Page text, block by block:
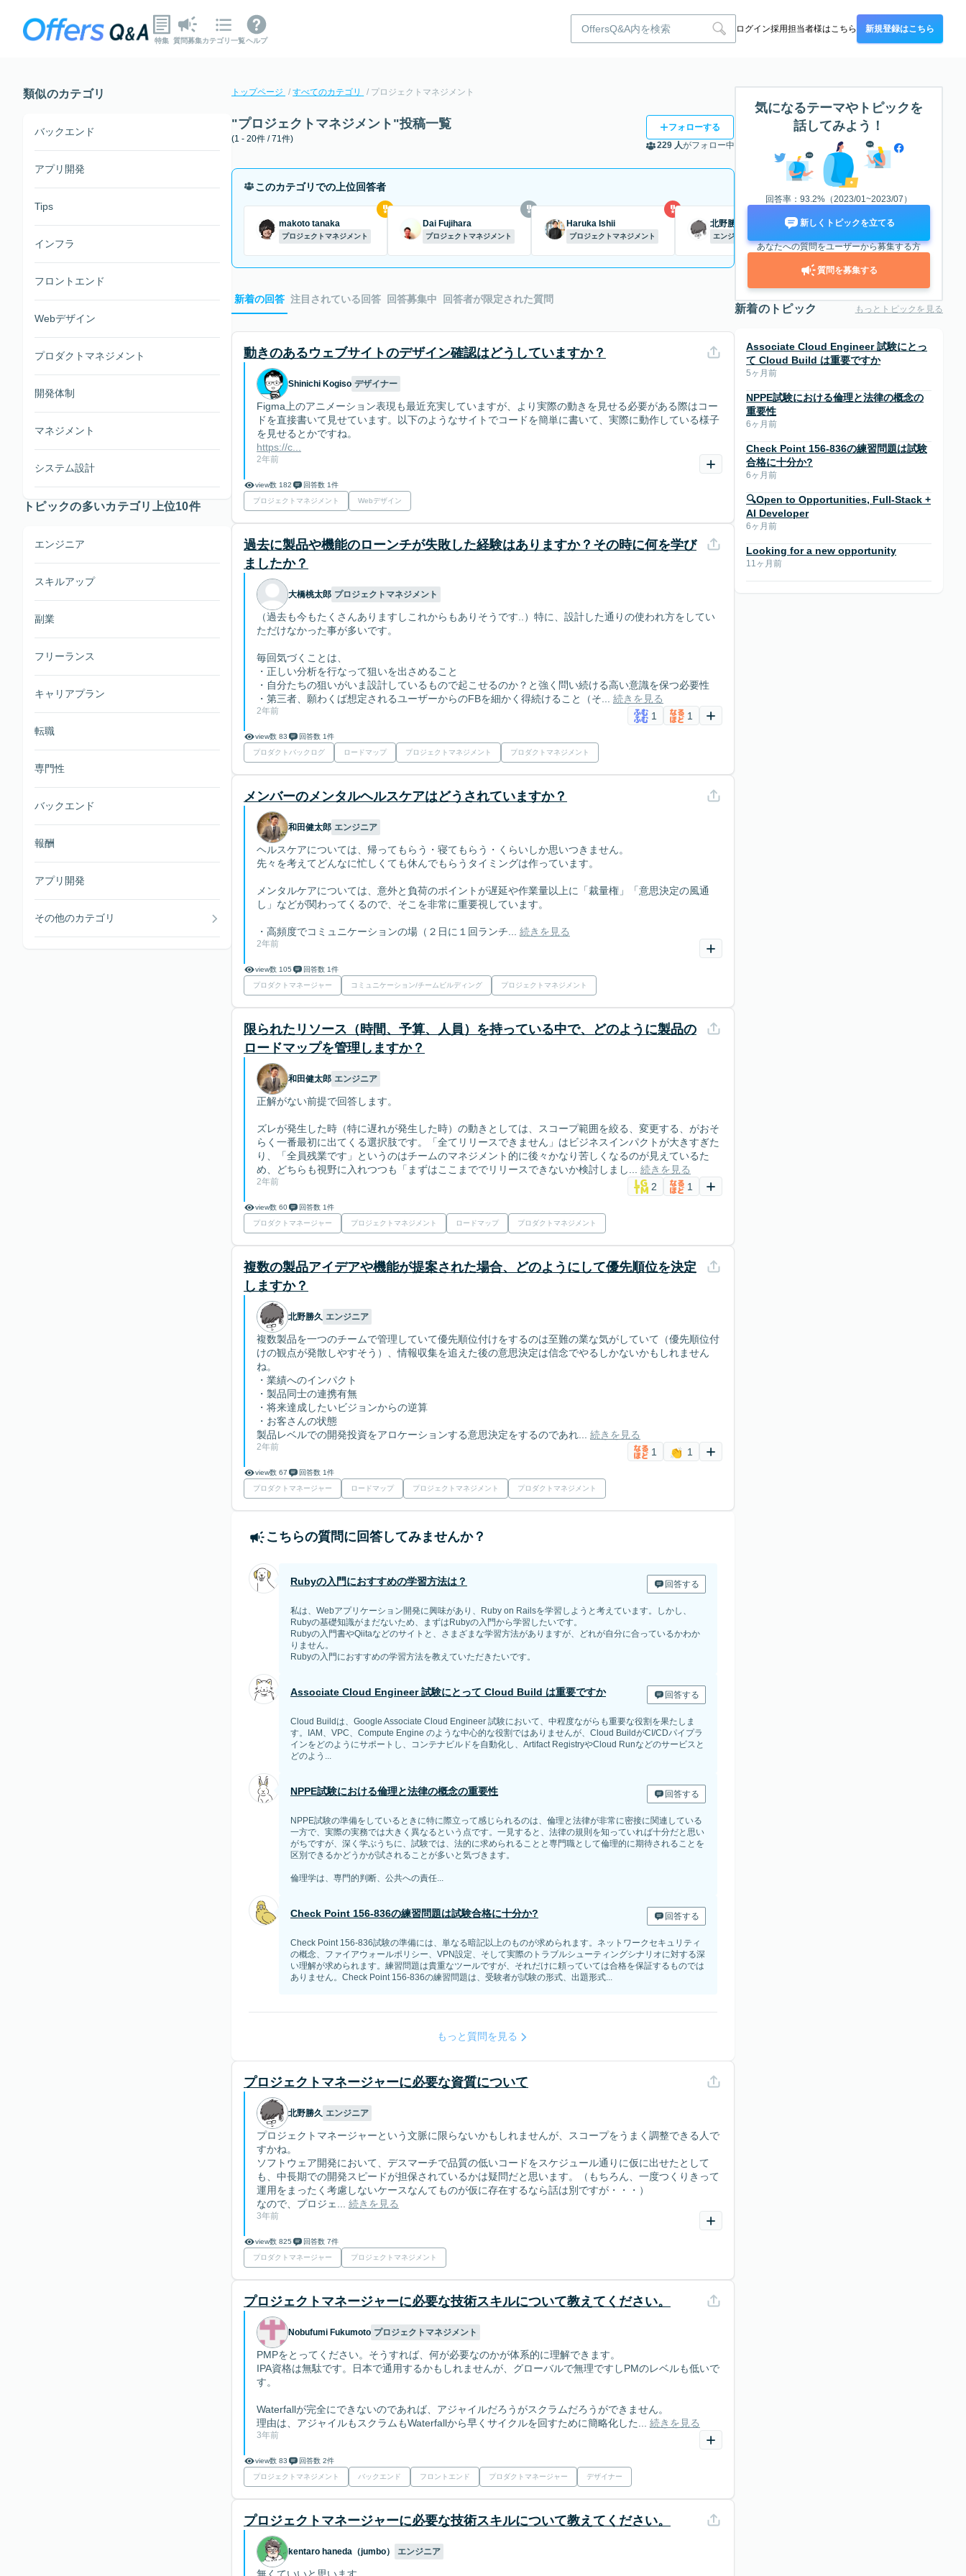
特集 質問募集カテゴリ一覧ヘルプ
ログイン採用担当者様はこちら 新規登録はこちら
類似のカテゴリ
バックエンド
アプリ開発
Tips
インフラ
フロントエンド
Webデザイン
プロダクトマネジメント
開発体制
マネジメント
システム設計
トピックの多いカテゴリ上位10件
エンジニア
スキルアップ
副業
フリーランス
キャリアプラン
転職
専門性
バックエンド
報酬
アプリ開発
その他のカテゴリ
トップページ すべてのカテゴリ プロジェクトマネジメント
"プロジェクトマネジメント"投稿一覧
(1 - 20件 / 71件)
フォローする
229 人がフォロー中
このカテゴリでの上位回答者
makoto tanaka
プロジェクトマネジメント
Dai Fujihara
プロジェクトマネジメント
Haruka Ishii
プロジェクトマネジメント
4
北野勝久
エンジニア
大橋桃太郎
新着の回答 注目されている回答 回答募集中 回答者が限定された質問
動きのあるウェブサイトのデザイン確認はどうしていますか？
Shinichi Kogiso デザイナー
Figma上のアニメーション表現も最近充実していますが、より実際の動きを見せる必要がある際はコー
ドを直接書いて見せています。以下のようなサイトでコードを簡単に書いて、実際に動作している様子
を見せるとかですね。
https://c...
2年前
view数 182
回答数 1件
プロジェクトマネジメント
Webデザイン
過去に製品や機能のローンチが失敗した経験はありますか？その時に何を学び
ましたか？
大橋桃太郎 プロジェクトマネジメント
（過去も今もたくさんありますしこれからもありそうです..）特に、設計した通りの使われ方をしてい
ただけなかった事が多いです。
毎回気づくことは、
・正しい分析を行なって狙いを出さめること
・自分たちの狙いがいま設計しているもので起こせるのか？と強く問い続ける高い意識を保つ必要性
・第三者、願わくば想定されるユーザーからのFBを細かく得続けること（そ...
続きを見る
2年前 1 1
view数 83
回答数 1件
プロダクトバックログ
ロードマップ プロジェクトマネジメント プロダクトマネジメント
メンバーのメンタルヘルスケアはどうされていますか？
和田健太郎 エンジニア
ヘルスケアについては、帰ってもらう・寝てもらう・くらいしか思いつきません。
先々を考えてどんなに忙しくても休んでもらうタイミングは作っています。
メンタルケアについては、意外と負荷のポイントが遅延や作業量以上に「裁量権」「意思決定の風通
し」などが関わってくるので、そこを非常に重要視しています。
・高頻度でコミュニケーションの場（２日に１回ランチ... 続きを見る
2年前
view数 105
回答数 1件
プロダクトマネージャー
コミュニケーション/チームビルディング プロジェクトマネジメント
限られたリソース（時間、予算、人員）を持っている中で、どのように製品の
ロードマップを管理しますか？
和田健太郎 エンジニア
正解がない前提で回答します。
ズレが発生した時（特に遅れが発生した時）の動きとしては、スコープ範囲を絞る、変更する、がおそ
らく一番最初に出てくる選択肢です。「全てリリースできません」はビジネスインパクトが大きすぎた
り、「全員残業です」というのはチームのマネジメント的に後々かなり苦しくなるのが見えているた
め、どちらも視野に入れつつも「まずはここまででリリースできないか検討しまし...
続きを見る
2年前 2 1
view数 60
回答数 1件
プロダクトマネージャー
プロジェクトマネジメント ロードマップ プロダクトマネジメント
複数の製品アイデアや機能が提案された場合、どのようにして優先順位を決定
しますか？
北野勝久 エンジニア
複数製品を一つのチームで管理していて優先順位付けをするのは至難の業な気がしていて（優先順位付
けの観点が発散しやすそう）、情報収集を追えた後の意思決定は信念でやるしかないかもしれません
ね。
・業績へのインパクト
・製品同士の連携有無
・将来達成したいビジョンからの逆算
・お客さんの状態
製品レベルでの開発投資をアロケーションする意思決定をするのであれ...
続きを見る
2年前 1 1
view数 67
回答数 1件
プロダクトマネージャー
ロードマップ プロジェクトマネジメント プロダクトマネジメント
プロジェクトマネージャーに必要な資質について
北野勝久 エンジニア
プロジェクトマネージャーという文脈に限らないかもしれませんが、スコープをうまく調整できる人で
すかね。
ソフトウェア開発において、デスマーチで品質の低いコードをスケジュール通りに仮に出せたとして
も、中長期での開発スピードが担保されているかは疑問だと思います。（もちろん、一度つくりきって
運用をまったく考慮しないケースなんてものが仮に存在するなら話は別ですが・・・）
なので、プロジェ...
続きを見る
3年前
view数 825
回答数 7件
プロダクトマネージャー
プロジェクトマネジメント
プロジェクトマネージャーに必要な技術スキルについて教えてください。
Nobufumi Fukumoto プロジェクトマネジメント
PMPをとってください。そうすれば、何が必要なのかが体系的に理解できます。
IPA資格は無駄です。日本で通用するかもしれませんが、グローバルで無理ですしPMのレベルも低いで
す。
Waterfallが完全にできないのであれば、アジャイルだろうがスクラムだろうができません。
理由は、アジャイルもスクラムもWaterfallから早くサイクルを回すために簡略化した...
続きを見る
3年前
view数 83
回答数 2件
プロジェクトマネジメント
バックエンド フロントエンド プロダクトマネージャー デザイナー
プロジェクトマネージャーに必要な技術スキルについて教えてください。
kentaro haneda（jumbo） エンジニア
こちらの質問に回答してみませんか？
Rubyの入門におすすめの学習方法は？ 回答する
私は、Webアプリケーション開発に興味があり、Ruby on Railsを学習しようと考えています。しかし、
Rubyの基礎知識がまだないため、まずはRubyの入門から学習したいです。
Rubyの入門書やQiitaなどのサイトと、さまざまな学習方法がありますが、どれが自分に合っているかわか
りません。
Rubyの入門におすすめの学習方法を教えていただきたいです。
Associate Cloud Engineer 試験にとって Cloud Build は重要ですか 回答する
Cloud Buildは、Google Associate Cloud Engineer 試験において、中程度ながらも重要な役割を果たしま
す。IAM、VPC、Compute Engine のような中心的な役割ではありませんが、Cloud BuildがCI/CDパイプラ
インをどのようにサポートし、コンテナビルドを自動化し、Artifact RegistryやCloud Runなどのサービスと
どのよう...
NPPE試験における倫理と法律の概念の重要性 回答する
NPPE試験の準備をしているときに特に際立って感じられるのは、倫理と法律が非常に密接に関連している
一方で、実際の実務では大きく異なるという点です。一見すると、法律の規則を知っていれば十分だと思い
がちですが、深く学ぶうちに、試験では、法的に求められることと専門職として倫理的に期待されることを
区別できるかどうかが試されることが多いと気づきます。
倫理学は、専門的判断、公共への責任...
Check Point 156-836の練習問題は試験合格に十分か? 回答する
Check Point 156-836試験の準備には、単なる暗記以上のものが求められます。ネットワークセキュリティ
の概念、ファイアウォールポリシー、VPN設定、そして実際のトラブルシューティングシナリオに対する深
い理解が求められます。練習問題は貴重なツールですが、それだけに頼っていては合格を保証するものでは
ありません。Check Point 156-836の練習問題は、受験者が試験の形式、出題形式...
もっと質問を見る
気になるテーマやトピックを
話してみよう！
回答率：93.2%（2023/01~2023/07）
新しくトピックを立てる
あなたへの質問をユーザーから募集する方
質問を募集する
新着のトピック もっとトピックを見る
Associate Cloud Engineer 試験にとっ
て Cloud Build は重要ですか
5ヶ月前
NPPE試験における倫理と法律の概念の
重要性
6ヶ月前
Check Point 156-836の練習問題は試験
合格に十分か?
6ヶ月前
🔍Open to Opportunities, Full-Stack +
AI Developer
6ヶ月前
Looking for a new opportunity
11ヶ月前